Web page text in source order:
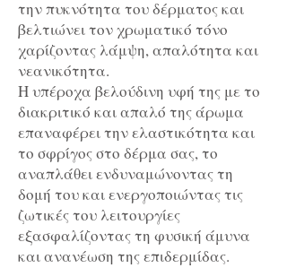
την πυκνότητα του δέρματος και
βελτιώνει τον χρωματικό τόνο
χαρίζοντας λάμψη, απαλότητα και
νεανικότητα.
Η υπέροχα βελούδινη υφή της με το
διακριτικό και απαλό της άρωμα
επαναφέρει την ελαστικότητα και
το σφρίγος στο δέρμα σας, το
αναπλάθει ενδυναμώνοντας τη
δομή του και ενεργοποιώντας τις
ζωτικές του λειτουργίες
εξασφαλίζοντας τη φυσική άμυνα
και ανανέωση της επιδερμίδας.